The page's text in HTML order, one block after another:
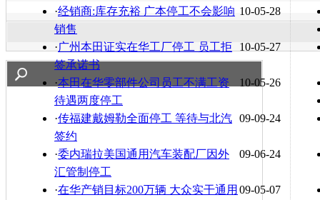
10-05-28
·经销商:库存充裕 广本停工不会影响
销售
10-05-27
·广州本田证实在华工厂停工 员工拒
签承诺书
10-05-26
·本田在华零部件公司员工不满工资
待遇两度停工
09-09-24
·传福建戴姆勒全面停工 等待与北汽
签约
09-06-24
·委内瑞拉美国通用汽车装配厂因外
汇管制停工
09-05-07
·在华产销目标200万辆 大众实干通用